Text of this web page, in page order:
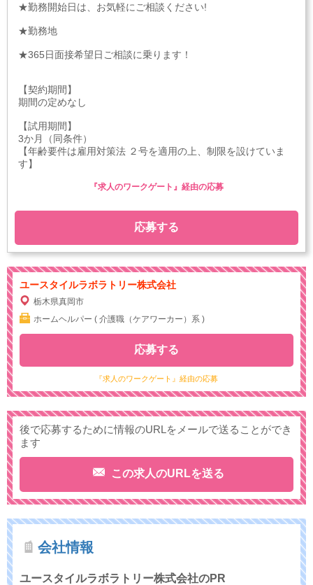
★勤務開始日は、お気軽にご相談ください!
★勤務地
★365日面接希望日ご相談に乗ります！
【契約期間】
期間の定めなし
【試用期間】
3か月（同条件）
【年齢要件は雇用対策法 ２号を適用の上、制限を設けていま
す】
応募する
『求人のワークゲート』経由の応募
ユースタイルラボラトリー株式会社
栃木県真岡市
ホームヘルパー ( 介護職（ケアワーカー）系 )
『求人のワークゲート』経由の応募
応募する
後で応募するために情報のURLをメールで送ることができ
ます
この求人のURLを送る
会社情報
ユースタイルラボラトリー株式会社のPR